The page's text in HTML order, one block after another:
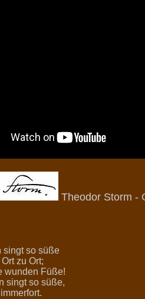
Theodor Storm -
singt so süße
zu Ort;
wunden Füße!
singt so süße,